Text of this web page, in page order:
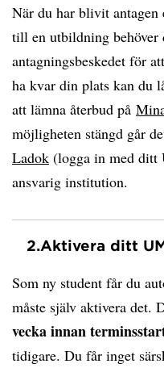
När du har blivit
till en utbildning behöver
antagningsbeskedet för
ha kvar din plats kan du
att lämna återbud på
möjligheten stängd går
Ladok (logga in med
ansvarig institution.
2.Aktivera ditt
Som ny student får du
måste själv aktivera det.
vecka innan
tidigare. Du får inget